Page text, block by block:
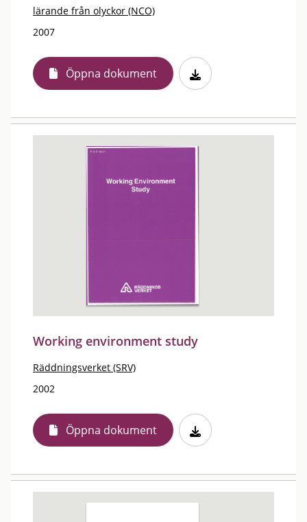
lärande från olyckor (NCO)
2007
Öppna dokument
Working environment study
Räddningsverket (SRV)
2002
Öppna dokument